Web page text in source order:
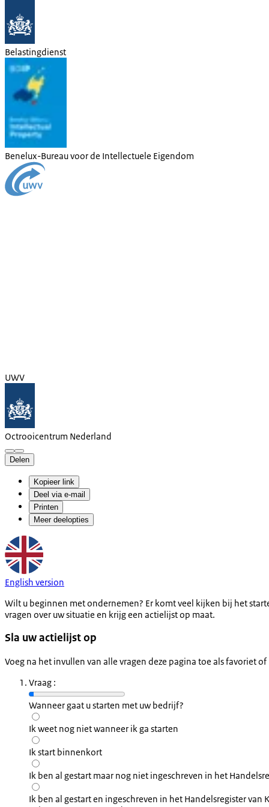
Belastingdienst
Benelux-Bureau voor de Intellectuele Eigendom
UWV
Octrooicentrum Nederland
Delen
Kopieer link
Deel via e-mail
Printen
Meer deelopties
English version
Wilt u beginnen met ondernemen? Er komt veel kijken bij het
vragen over uw situatie en krijg een actielijst op maat.
Sla uw actielijst op
Voeg na het invullen van alle vragen deze pagina toe als favoriet
Vraag :
Wanneer gaat u starten met uw bedrijf?
Ik weet nog niet wanneer ik ga starten
Ik start binnenkort
Ik ben al gestart maar nog niet ingeschreven in het
Ik ben al gestart en ingeschreven in het Handelsregister van